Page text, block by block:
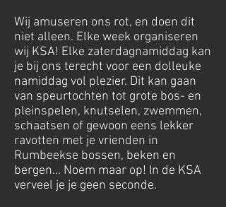
Wij amuseren ons rot, en doen dit
niet alleen. Elke week organiseren
wij KSA! Elke zaterdagnamiddag kan
je bij ons terecht voor een dolleuke
namiddag vol plezier. Dit kan gaan
van speurtochten tot grote bos- en
pleinspelen, knutselen, zwemmen,
schaatsen of gewoon eens lekker
ravotten met je vrienden in
Rumbeekse bossen, beken en
bergen... Noem maar op! In de KSA
verveel je je geen seconde.